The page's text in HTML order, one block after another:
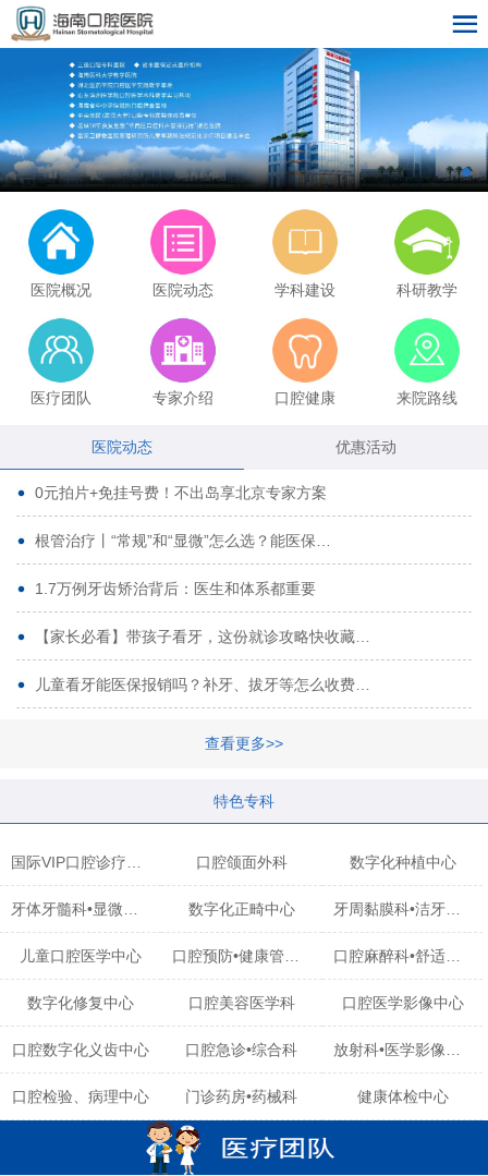
医院概况 医院动态 学科建设 科研教学
医疗团队 专家介绍 口腔健康 来院路线
医院动态 优惠活动
0元拍片+免挂号费！不出岛享北京专家方案
根管治疗丨“常规”和“显微”怎么选？能医保…
1.7万例牙齿矫治背后：医生和体系都重要
【家长必看】带孩子看牙，这份就诊攻略快收藏…
儿童看牙能医保报销吗？补牙、拔牙等怎么收费…
查看更多>>
特色专科
口腔颌面外科 数字化种植中心
数字化正畸中心 牙周黏膜科•洁牙中心
儿童口腔医学中心 口腔麻醉科•舒适化诊疗中心
数字化修复中心 口腔美容医学科 口腔医学影像中心
口腔数字化义齿中心 口腔急诊•综合科
口腔检验、病理中心 门诊药房•药械科 健康体检中心